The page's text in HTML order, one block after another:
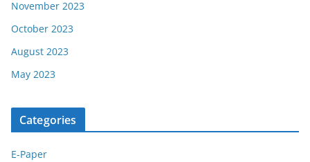
November 2023
October 2023
August 2023
May 2023
Categories
E-Paper